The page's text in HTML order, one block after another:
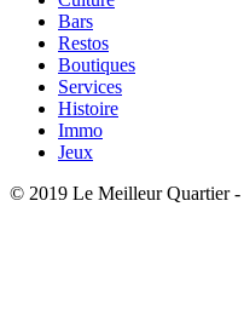
Bars
Restos
Boutiques
Services
Histoire
Immo
Jeux
© 2019 Le Meilleur Quartier -